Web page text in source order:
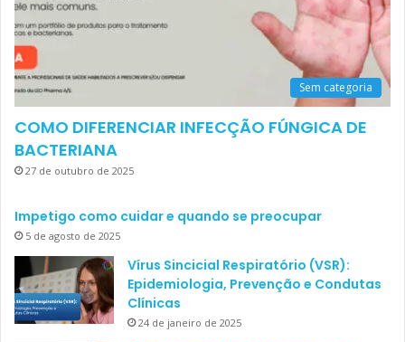
Sem categoria
COMO DIFERENCIAR INFECÇÃO FÚNGICA DE
BACTERIANA
27 de outubro de 2025
Impetigo como cuidar e quando se preocupar
5 de agosto de 2025
Vírus Sincicial Respiratório (VSR):
Epidemiologia, Prevenção e Condutas
Clínicas
24 de janeiro de 2025